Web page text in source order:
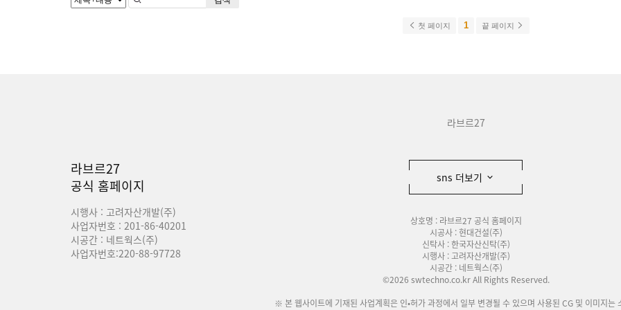
첫 페이지 1 끝 페이지
라브르27
라브르27
공식 홈페이지
시행사 : 고려자산개발(주)
사업자번호 : 201-86-40201
시공간 : 네트웍스(주)
사업자번호:220-88-97728
sns 더보기
상호명 : 라브르27 공식 홈페이지
시공사 : 현대건설(주)
신탁사 : 한국자산신탁(주)
시행사 : 고려자산개발(주)
시공간 : 네트웍스(주)
©2026 swtechno.co.kr All Rights Reserved.
※ 본 웹사이트에 기재된 사업계획은 인•허가 과정에서 일부 변경될 수 있으며 사용된 CG 및 이미지는